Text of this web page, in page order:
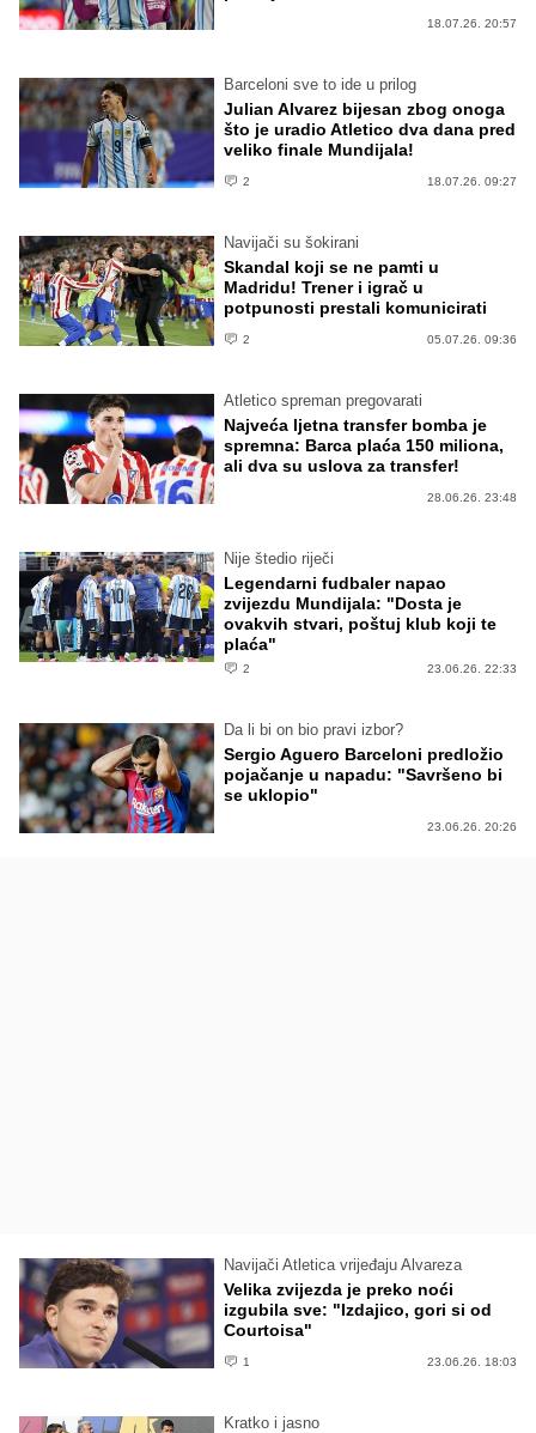
18.07.26. 20:57
Barceloni sve to ide u prilog
Julian Alvarez bijesan zbog onoga
što je uradio Atletico dva dana pred
veliko finale Mundijala!
2 18.07.26. 09:27
Navijači su šokirani
Skandal koji se ne pamti u
Madridu! Trener i igrač u
potpunosti prestali komunicirati
2 05.07.26. 09:36
Atletico spreman pregovarati
Najveća ljetna transfer bomba je
spremna: Barca plaća 150 miliona,
ali dva su uslova za transfer!
28.06.26. 23:48
Nije štedio riječi
Legendarni fudbaler napao
zvijezdu Mundijala: "Dosta je
ovakvih stvari, poštuj klub koji te
plaća"
2 23.06.26. 22:33
Da li bi on bio pravi izbor?
Sergio Aguero Barceloni predložio
pojačanje u napadu: "Savršeno bi
se uklopio"
23.06.26. 20:26
Navijači Atletica vrijeđaju Alvareza
Velika zvijezda je preko noći
izgubila sve: "Izdajico, gori si od
Courtoisa"
1 23.06.26. 18:03
Kratko i jasno